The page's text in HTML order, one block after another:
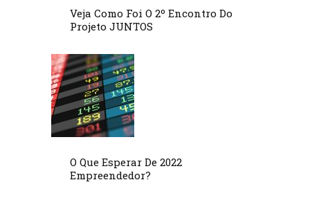
Veja Como Foi O 2º Encontro Do
Projeto JUNTOS
O Que Esperar De 2022
Empreendedor?